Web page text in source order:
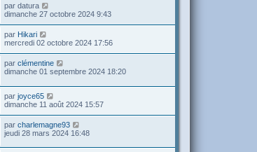
par datura
dimanche 27 octobre 2024 9:43
par Hikari
mercredi 02 octobre 2024 17:56
par clémentine
dimanche 01 septembre 2024 18:20
par joyce65
dimanche 11 août 2024 15:57
par charlemagne93
jeudi 28 mars 2024 16:48